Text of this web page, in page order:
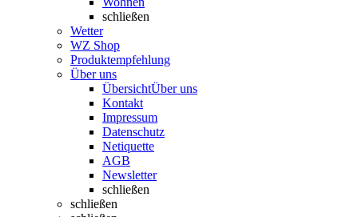
schließen
Wetter
WZ Shop
Produktempfehlung
Über uns
ÜbersichtÜber uns
Kontakt
Impressum
Datenschutz
Netiquette
AGB
Newsletter
schließen
schließen